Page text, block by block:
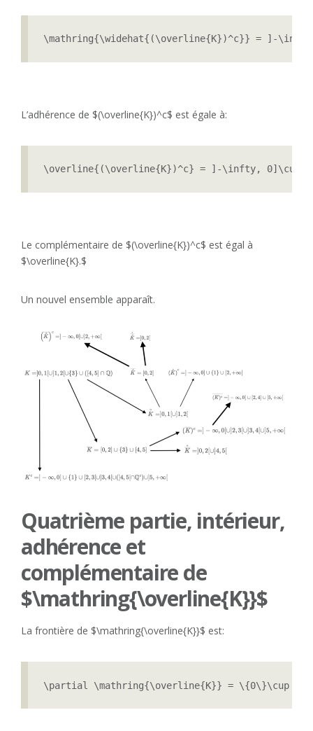
\mathring{\widehat{(\overline{K})^c}} = ]-
L’adhérence de $(\overline{K})^c$ est égale à:
\overline{(\overline{K})^c} = ]-\infty, 0]\cup
Le complémentaire de $(\overline{K})^c$ est égal à
$\overline{K}.$
Un nouvel ensemble apparaît.
Quatrième partie, intérieur,
adhérence et
complémentaire de
$\mathring{\overline{K}}$
La frontière de $\mathring{\overline{K}}$ est:
\partial \mathring{\overline{K}} = \{0\}\cup